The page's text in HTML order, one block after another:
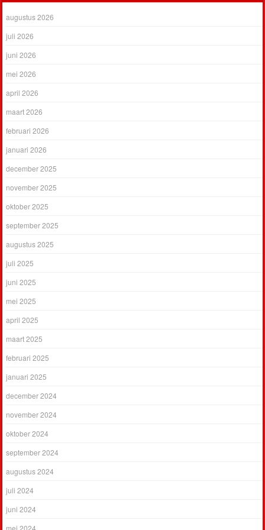
augustus 2026
juli 2026
juni 2026
mei 2026
april 2026
maart 2026
februari 2026
januari 2026
december 2025
november 2025
oktober 2025
september 2025
augustus 2025
juli 2025
juni 2025
mei 2025
april 2025
maart 2025
februari 2025
januari 2025
december 2024
november 2024
oktober 2024
september 2024
augustus 2024
juli 2024
juni 2024
mei 2024